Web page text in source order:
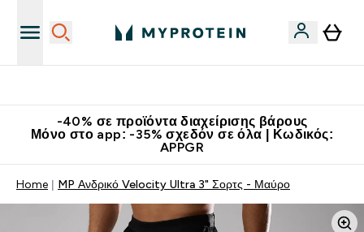
-40% σε προϊόντα διαχείρισης βάρους
Μόνο στο app: -35% σχεδόν σε όλα | Κωδικός:
APPGR
Home MP Ανδρικό Velocity Ultra 3" Σορτς - Μαύρο